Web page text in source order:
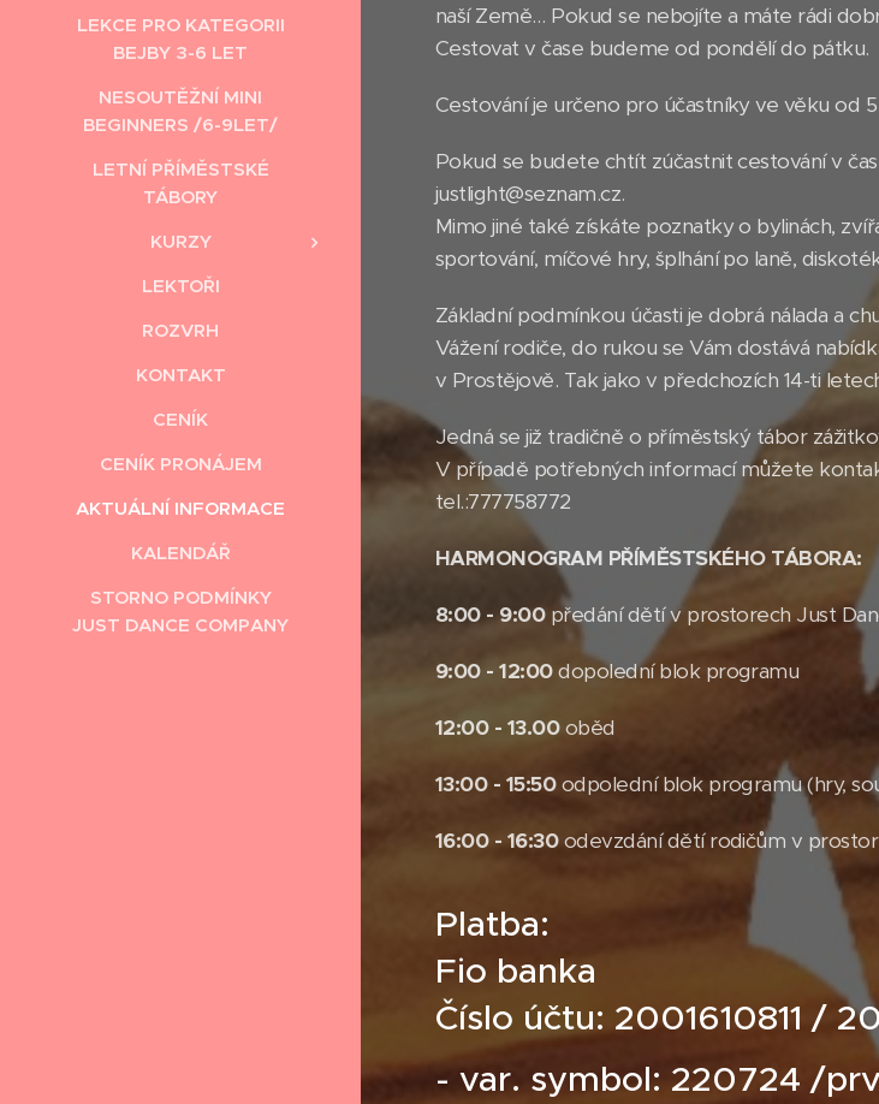
LEKCE PRO KATEGORII
BEJBY 3-6 LET
NESOUTĚŽNÍ MINI
BEGINNERS /6-9LET/
LETNÍ PŘÍMĚSTSKÉ
TÁBORY
KURZY
LEKTOŘI
ROZVRH
KONTAKT
CENÍK
CENÍK PRONÁJEM
AKTUÁLNÍ INFORMACE
KALENDÁŘ
STORNO PODMÍNKY
JUST DANCE COMPANY
naší Země… Pokud se nebojíte a máte rádi
Cestovat v čase budeme od pondělí do pátku.
Cestování je určeno pro účastníky ve věku od
Pokud se budete chtít zúčastnit cestování v
justlight@seznam.cz.
Mimo jiné také získáte poznatky o bylinách,
sportování, míčové hry, šplhání po laně,
Základní podmínkou účasti je dobrá nálada a
Vážení rodiče, do rukou se Vám dostává
v Prostějově. Tak jako v předchozích 14-ti
Jedná se již tradičně o příměstský tábor
V případě potřebných informací můžete
tel.:777758772
HARMONOGRAM PŘÍMĚSTSKÉHO TÁBORA:
8:00 - 9:00 předání dětí v prostorech Just
9:00 - 12:00dopolední blok programu
12:00 - 13.00oběd
13:00 - 15:50odpolední blok programu (hry,
16:00 - 16:30odevzdání dětí rodičům v
Platba: ​
Fio banka
Číslo účtu: 2001610811 /
- var. symbol: 220724 /